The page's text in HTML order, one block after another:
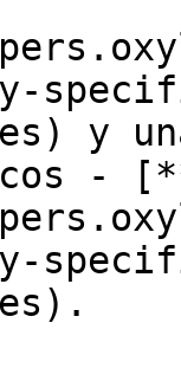
y
-